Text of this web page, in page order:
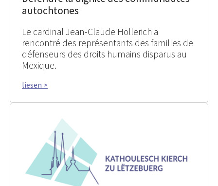
autochtones
Le cardinal Jean-Claude Hollerich a
rencontré des représentants des familles de
défenseurs des droits humains disparus au
Mexique.
liesen >